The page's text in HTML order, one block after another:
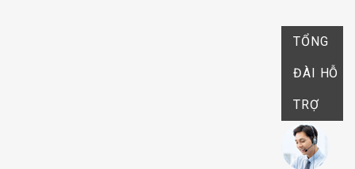
TỔNG
ĐÀI HỖ
TRỢ